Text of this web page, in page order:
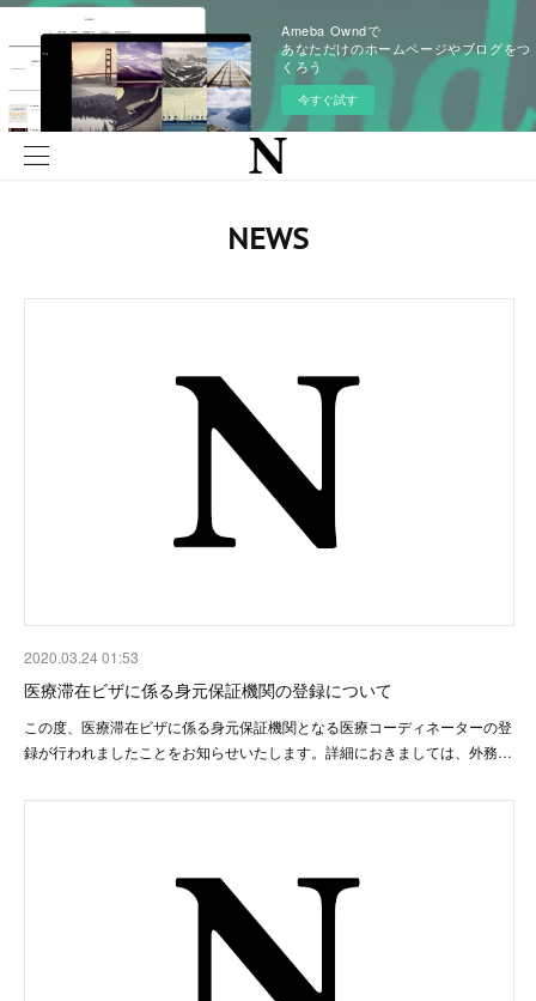
Ameba Owndで
あなただけのホームページやブログをつ
くろう
今すぐ試す
NEWS
2020.03.24 01:53
医療滞在ビザに係る身元保証機関の登録について
この度、医療滞在ビザに係る身元保証機関となる医療コーディネーターの登
録が行われましたことをお知らせいたします。詳細におきましては、外務…